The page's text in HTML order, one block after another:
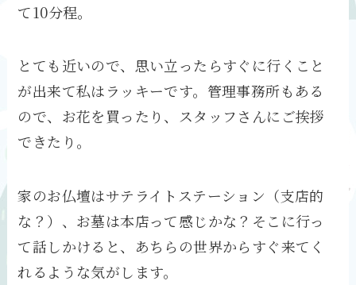
て10分程。
とても近いので、思い立ったらすぐに行くこと
が出来て私はラッキーです。管理事務所もある
ので、お花を買ったり、スタッフさんにご挨拶
できたり。
家のお仏壇はサテライトステーション（支店的
な？）、お墓は本店って感じかな？そこに行っ
て話しかけると、あちらの世界からすぐ来てく
れるような気がします。